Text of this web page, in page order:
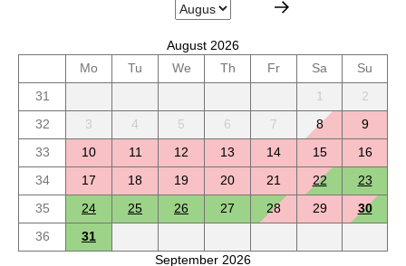
August 2026
Mo
Tu We Th Fr Sa
Su
31
1
2
32
3 4 5 6 7 8
9
33
10 11 12 13 14 15
16
34
17 18 19 20 21 22
23
35
24 25 26 27 28 29
30
36
31
September 2026